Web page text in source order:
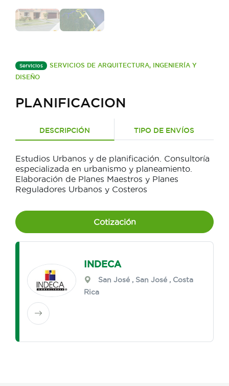
Servicios
SERVICIOS DE ARQUITECTURA, INGENIERÍA Y
DISEÑO
PLANIFICACION
DESCRIPCIÓN TIPO DE ENVÍOS
Estudios Urbanos y de planificación. Consultoría
especializada en urbanismo y planeamiento.
Elaboración de Planes Maestros y Planes
Reguladores Urbanos y Costeros
Cotización
INDECA
San José , San José , Costa
Rica